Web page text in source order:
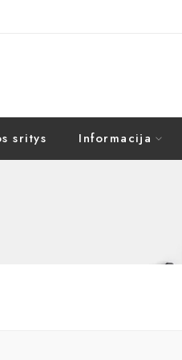
sritys Informacija